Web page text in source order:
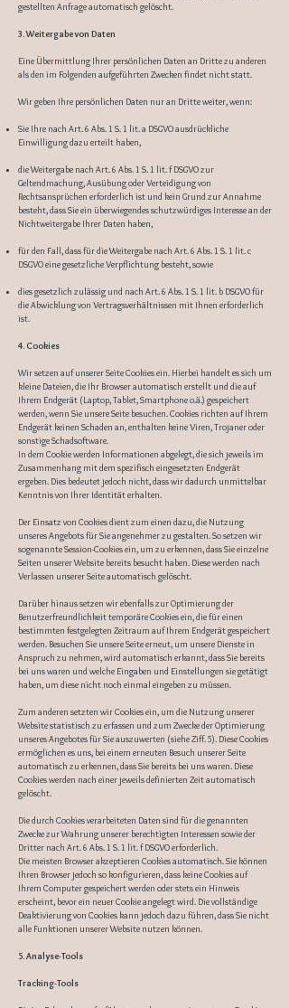
gestellten Anfrage automatisch gelöscht.
3. Weitergabe von Daten
Eine Übermittlung Ihrer persönlichen Daten an Dritte zu anderen
als den im Folgenden aufgeführten Zwecken findet nicht statt.
Wir geben Ihre persönlichen Daten nur an Dritte weiter, wenn:
Sie Ihre nach Art. 6 Abs. 1 S. 1 lit. a DSGVO ausdrückliche
Einwilligung dazu erteilt haben,
die Weitergabe nach Art. 6 Abs. 1 S. 1 lit. f DSGVO zur
Geltendmachung, Ausübung oder Verteidigung von
Rechtsansprüchen erforderlich ist und kein Grund zur Annahme
besteht, dass Sie ein überwiegendes schutzwürdiges Interesse an der
Nichtweitergabe Ihrer Daten haben,
für den Fall, dass für die Weitergabe nach Art. 6 Abs. 1 S. 1 lit. c
DSGVO eine gesetzliche Verpflichtung besteht, sowie
dies gesetzlich zulässig und nach Art. 6 Abs. 1 S. 1 lit. b DSGVO für
die Abwicklung von Vertragsverhältnissen mit Ihnen erforderlich
ist.
4. Cookies
Wir setzen auf unserer Seite Cookies ein. Hierbei handelt es sich um
kleine Dateien, die Ihr Browser automatisch erstellt und die auf
Ihrem Endgerät (Laptop, Tablet, Smartphone o.ä.) gespeichert
werden, wenn Sie unsere Seite besuchen. Cookies richten auf Ihrem
Endgerät keinen Schaden an, enthalten keine Viren, Trojaner oder
sonstige Schadsoftware.
In dem Cookie werden Informationen abgelegt, die sich jeweils im
Zusammenhang mit dem spezifisch eingesetzten Endgerät
ergeben. Dies bedeutet jedoch nicht, dass wir dadurch unmittelbar
Kenntnis von Ihrer Identität erhalten.
Der Einsatz von Cookies dient zum einen dazu, die Nutzung
unseres Angebots für Sie angenehmer zu gestalten. So setzen wir
sogenannte Session-Cookies ein, um zu erkennen, dass Sie einzelne
Seiten unserer Website bereits besucht haben. Diese werden nach
Verlassen unserer Seite automatisch gelöscht.
Darüber hinaus setzen wir ebenfalls zur Optimierung der
Benutzerfreundlichkeit temporäre Cookies ein, die für einen
bestimmten festgelegten Zeitraum auf Ihrem Endgerät gespeichert
werden. Besuchen Sie unsere Seite erneut, um unsere Dienste in
Anspruch zu nehmen, wird automatisch erkannt, dass Sie bereits
bei uns waren und welche Eingaben und Einstellungen sie getätigt
haben, um diese nicht noch einmal eingeben zu müssen.
Zum anderen setzten wir Cookies ein, um die Nutzung unserer
Website statistisch zu erfassen und zum Zwecke der Optimierung
unseres Angebotes für Sie auszuwerten (siehe Ziff. 5). Diese Cookies
ermöglichen es uns, bei einem erneuten Besuch unserer Seite
automatisch zu erkennen, dass Sie bereits bei uns waren. Diese
Cookies werden nach einer jeweils definierten Zeit automatisch
gelöscht.
Die durch Cookies verarbeiteten Daten sind für die genannten
Zwecke zur Wahrung unserer berechtigten Interessen sowie der
Dritter nach Art. 6 Abs. 1 S. 1 lit. f DSGVO erforderlich.
Die meisten Browser akzeptieren Cookies automatisch. Sie können
Ihren Browser jedoch so konfigurieren, dass keine Cookies auf
Ihrem Computer gespeichert werden oder stets ein Hinweis
erscheint, bevor ein neuer Cookie angelegt wird. Die vollständige
Deaktivierung von Cookies kann jedoch dazu führen, dass Sie nicht
alle Funktionen unserer Website nutzen können.
5. Analyse-Tools
Tracking-Tools